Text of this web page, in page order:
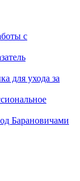
с
для ухода за
Барановичами